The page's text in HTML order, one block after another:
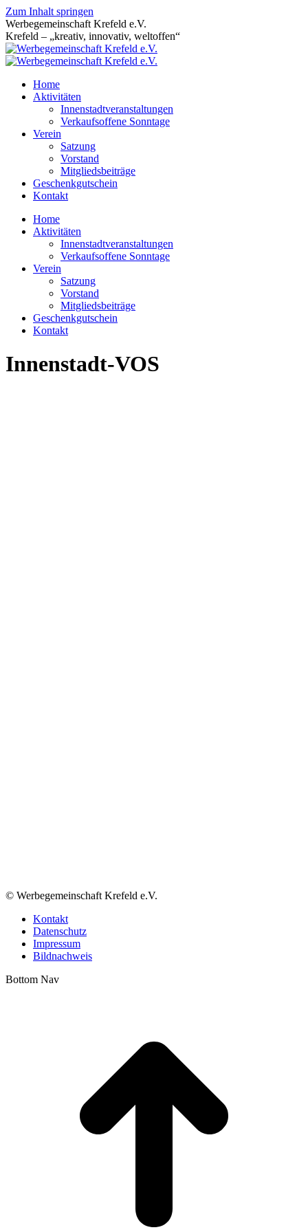
Zum Inhalt springen
Werbegemeinschaft Krefeld e.V.
Krefeld – „kreativ, innovativ, weltoffen“
Home
Aktivitäten
Innenstadtveranstaltungen
Verkaufsoffene Sonntage
Verein
Satzung
Vorstand
Mitgliedsbeiträge
Geschenkgutschein
Kontakt
Home
Aktivitäten
Innenstadtveranstaltungen
Verkaufsoffene Sonntage
Verein
Satzung
Vorstand
Mitgliedsbeiträge
Geschenkgutschein
Kontakt
Innenstadt-VOS
© Werbegemeinschaft Krefeld e.V.
Kontakt
Datenschutz
Impressum
Bildnachweis
Bottom Nav